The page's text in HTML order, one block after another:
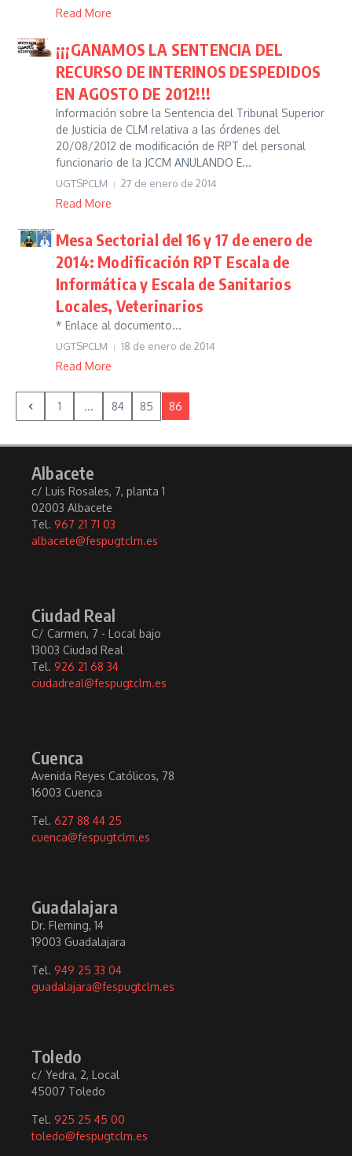
Read More
¡¡¡GANAMOS LA SENTENCIA DEL
RECURSO DE INTERINOS DESPEDIDOS
EN AGOSTO DE 2012!!!
Información sobre la Sentencia del Tribunal Superior
de Justicia de CLM relativa a las órdenes del
20/08/2012 de modificación de RPT del personal
funcionario de la JCCM ANULANDO E...
UGTSPCLM 27 de enero de 2014
Read More
Mesa Sectorial del 16 y 17 de enero de
2014: Modificación RPT Escala de
Informática y Escala de Sanitarios
Locales, Veterinarios
* Enlace al documento...
UGTSPCLM 18 de enero de 2014
Read More
1 ... 84 85 86
Albacete
c/ Luis Rosales, 7, planta 1
02003 Albacete
Tel. 967 21 71 03
albacete@fespugtclm.es
Ciudad Real
C/ Carmen, 7 - Local bajo
13003 Ciudad Real
Tel. 926 21 68 34
ciudadreal@fespugtclm.es
Cuenca
Avenida Reyes Católicos, 78
16003 Cuenca
Tel. 627 88 44 25
cuenca@fespugtclm.es
Guadalajara
Dr. Fleming, 14
19003 Guadalajara
Tel. 949 25 33 04
guadalajara@fespugtclm.es
Toledo
c/ Yedra, 2, Local
45007 Toledo
Tel. 925 25 45 00
toledo@fespugtclm.es